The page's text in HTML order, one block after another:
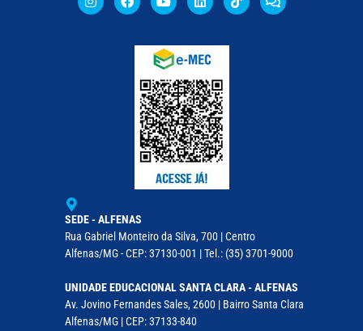
SEDE - ALFENAS
Rua Gabriel Monteiro da Silva, 700 | Centro
Alfenas/MG - CEP: 37130-001 | Tel.: (35) 3701-9000
UNIDADE EDUCACIONAL SANTA CLARA - ALFENAS
Av. Jovino Fernandes Sales, 2600 | Bairro Santa Clara
Alfenas/MG | CEP: 37133-840